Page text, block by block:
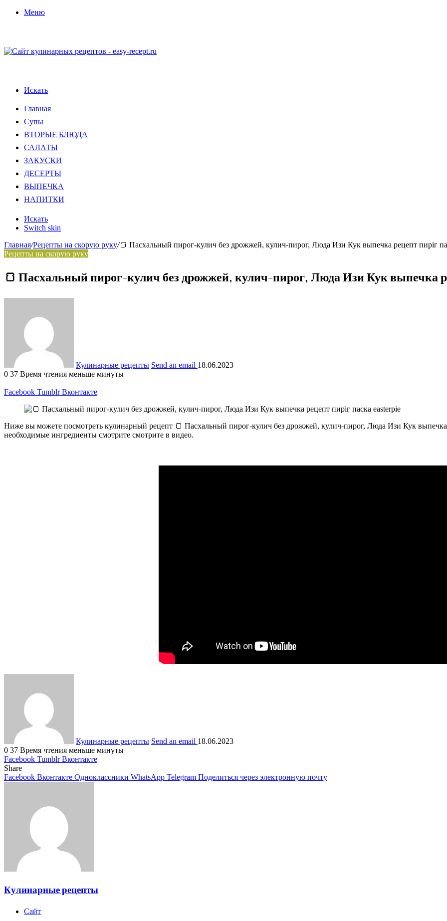
Меню
Искать
Главная
Супы
ВТОРЫЕ БЛЮДА
САЛАТЫ
ЗАКУСКИ
ДЕСЕРТЫ
ВЫПЕЧКА
НАПИТКИ
Искать
Switch skin
Главная/Рецепты на скорую руку/🍞 Пасхальный пирог-кулич без дрожжей, кулич-пирог, Люда Изи Кук выпечка рецепт пиріг
Рецепты на скорую руку
🍞 Пасхальный пирог-кулич без дрожжей, кулич-пирог, Люда Изи Кук выпечка
Кулинарные рецепты Send an email 18.06.2023
0 37 Время чтения меньше минуты
Facebook Tumblr Вконтакте
Ниже вы можете посмотреть кулинарный рецепт 🍞 Пасхальный пирог-кулич без дрожжей, кулич-пирог, Люда Изи Кук выпечка
необходимые ингредиенты смотрите смотрите в видео.
Кулинарные рецепты Send an email 18.06.2023
0 37 Время чтения меньше минуты
Facebook Tumblr Вконтакте
Share
Facebook Вконтакте Одноклассники WhatsApp Telegram Поделиться через электронную почту
Кулинарные рецепты
Сайт